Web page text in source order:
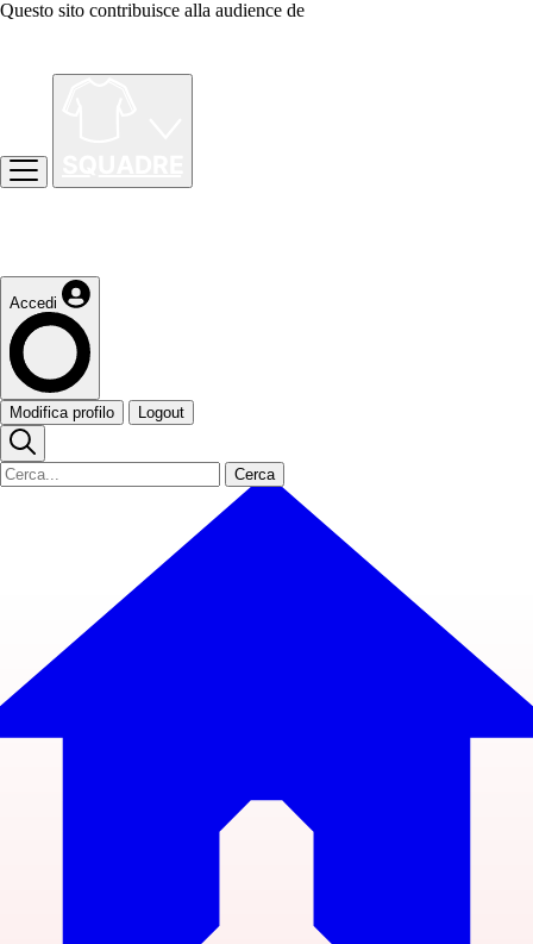
Questo sito contribuisce alla audience de
Accedi
Modifica profilo Logout
Cerca